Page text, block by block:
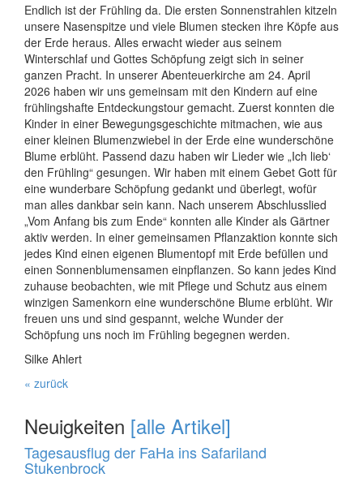
Endlich ist der Frühling da. Die ersten Sonnenstrahlen kitzeln
unsere Nasenspitze und viele Blumen stecken ihre Köpfe aus
der Erde heraus. Alles erwacht wieder aus seinem
Winterschlaf und Gottes Schöpfung zeigt sich in seiner
ganzen Pracht. In unserer Abenteuerkirche am 24. April
2026 haben wir uns gemeinsam mit den Kindern auf eine
frühlingshafte Entdeckungstour gemacht. Zuerst konnten die
Kinder in einer Bewegungsgeschichte mitmachen, wie aus
einer kleinen Blumenzwiebel in der Erde eine wunderschöne
Blume erblüht. Passend dazu haben wir Lieder wie „Ich lieb‘
den Frühling“ gesungen. Wir haben mit einem Gebet Gott für
eine wunderbare Schöpfung gedankt und überlegt, wofür
man alles dankbar sein kann. Nach unserem Abschlusslied
„Vom Anfang bis zum Ende“ konnten alle Kinder als Gärtner
aktiv werden. In einer gemeinsamen Pflanzaktion konnte sich
jedes Kind einen eigenen Blumentopf mit Erde befüllen und
einen Sonnenblumensamen einpflanzen. So kann jedes Kind
zuhause beobachten, wie mit Pflege und Schutz aus einem
winzigen Samenkorn eine wunderschöne Blume erblüht. Wir
freuen uns und sind gespannt, welche Wunder der
Schöpfung uns noch im Frühling begegnen werden.
Silke Ahlert
« zurück
Neuigkeiten [alle Artikel]
Tagesausflug der FaHa ins Safariland
Stukenbrock